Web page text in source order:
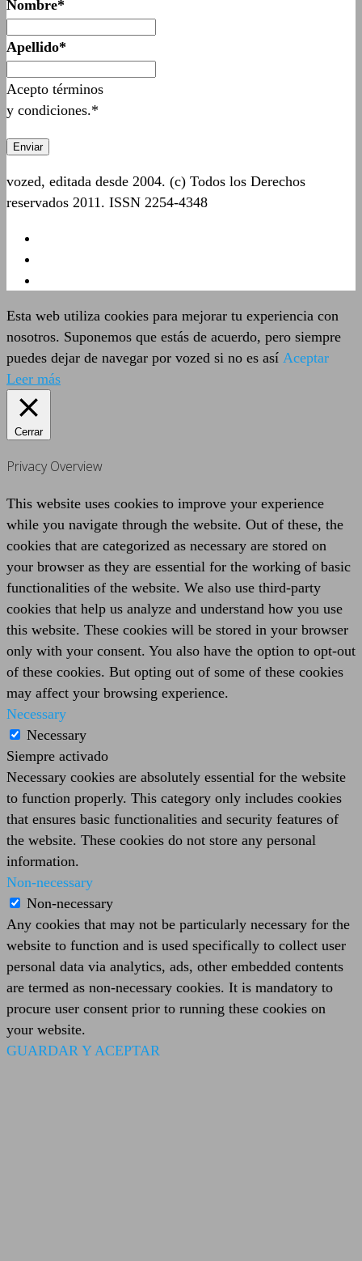
Nombre*
Apellido*
Acepto términos
y condiciones.*
vozed, editada desde 2004. (c) Todos los Derechos
reservados 2011. ISSN 2254-4348
Esta web utiliza cookies para mejorar tu experiencia con
nosotros. Suponemos que estás de acuerdo, pero siempre
puedes dejar de navegar por vozed si no es así Aceptar
Leer más
Cerrar
Privacy Overview
This website uses cookies to improve your experience
while you navigate through the website. Out of these, the
cookies that are categorized as necessary are stored on
your browser as they are essential for the working of basic
functionalities of the website. We also use third-party
cookies that help us analyze and understand how you use
this website. These cookies will be stored in your browser
only with your consent. You also have the option to opt-out
of these cookies. But opting out of some of these cookies
may affect your browsing experience.
Necessary
Necessary
Siempre activado
Necessary cookies are absolutely essential for the website
to function properly. This category only includes cookies
that ensures basic functionalities and security features of
the website. These cookies do not store any personal
information.
Non-necessary
Non-necessary
Any cookies that may not be particularly necessary for the
website to function and is used specifically to collect user
personal data via analytics, ads, other embedded contents
are termed as non-necessary cookies. It is mandatory to
procure user consent prior to running these cookies on
your website.
GUARDAR Y ACEPTAR